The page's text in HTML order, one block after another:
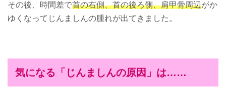
その後、時間差で首の右側、首の後ろ側、肩甲骨周辺がか
ゆくなってじんましんの腫れが出てきました。
気になる「じんましんの原因」は……